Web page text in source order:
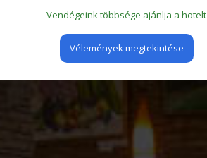
Vendégeink többsége ajánlja a hotelt
Vélemények megtekintése